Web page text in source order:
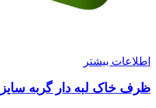
اطلاعات بیشتر
ظرف خاک لبه دار گربه